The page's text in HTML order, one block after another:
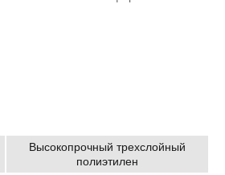
Высокопрочный трехслойный
полиэтилен